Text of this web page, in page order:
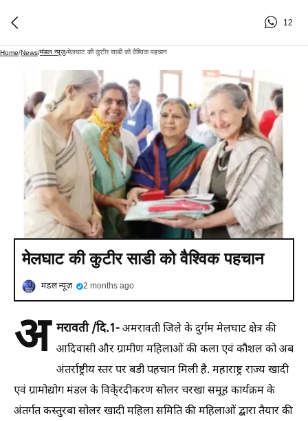
12
Home/News/मंडल न्यूज़/मेलघाट की कुटीर साडी को वैश्विक पहचान
मेलघाट की कुटीर साडी को वैश्विक पहचान
मंडल न्यूज़ 2 months ago
अ मरावती /दि.1-अमरावती जिले के दुर्गम मेलघाट क्षेत्र की
आदिवासी और ग्रामीण महिलाओं की कला एवं कौशल को अब
अंतर्राष्ट्रीय स्तर पर बडी पहचान मिली है. महाराष्ट्र राज्य खादी
एवं ग्रामोद्योग मंडल के विके्ंरदीकरण सोलर चरखा समूह कार्यक्रम के
अंतर्गत कस्तुरबा सोलर खादी महिला समिति की महिलाओं द्बारा तैयार की